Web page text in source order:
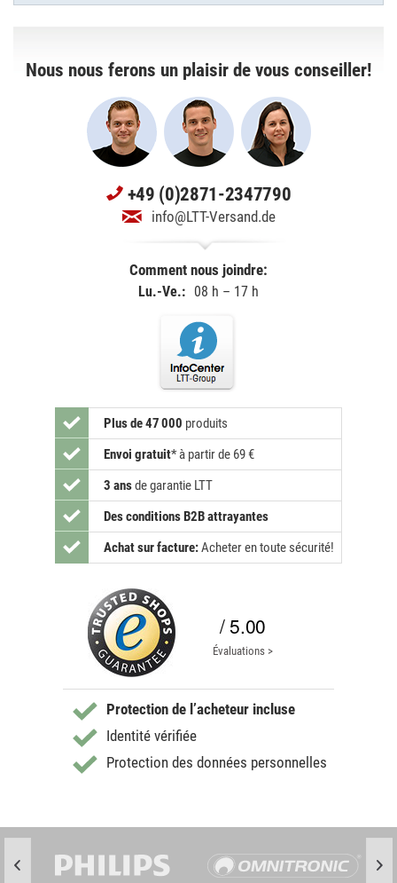
Nous nous ferons un plaisir de vous conseiller!
+49 (0)2871-2347790
info@LTT-Versand.de
Comment nous joindre:
Lu.-Ve.: 08 h – 17 h
Plus de 47 000 produits
Envoi gratuit* à partir de 69 €
3 ansde garantie LTT
Des conditions B2B attrayantes
Achat sur facture:Acheter en toute sécurité!
/ 5.00
Évaluations >
Protection de l’acheteur incluse
Identité vérifiée
Protection des données personnelles